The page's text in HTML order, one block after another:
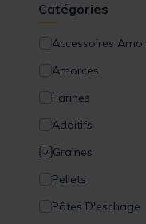
Catégories
Accessoires
Amorces
Farines
Additifs
Graines
Pellets
Pâtes D'eschage